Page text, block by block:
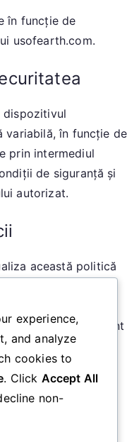
în funcție de
usofearth.com.
dispozitivul
variabilă, în funcție de
prin intermediul
de siguranță și
autorizat.
această politică
sunt încurajați să
pentru a fi la curent
de această
experience,
and analyze
cookies to
. Click Accept All
non-